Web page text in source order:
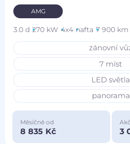
AMG
3.0 d 270 kW 4x4 nafta 7 900 km
zánovní
7 míst
LED světla
panorama
Měsíčně od
8 835 Kč 3